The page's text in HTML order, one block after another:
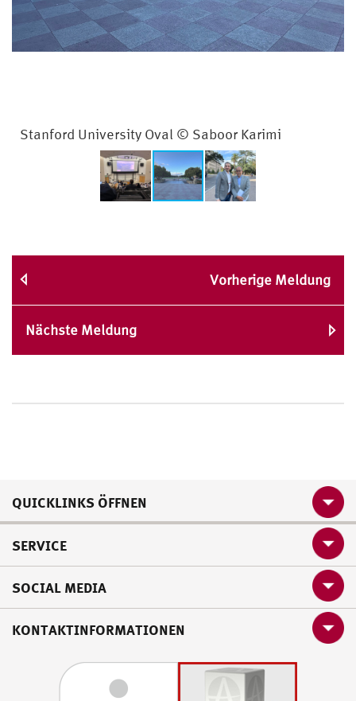
Stanford University Oval © Saboor Karimi
Vorherige Meldung
Nächste Meldung
QUICKLINKS ÖFFNEN
SERVICE
SOCIAL MEDIA
KONTAKTINFORMATIONEN